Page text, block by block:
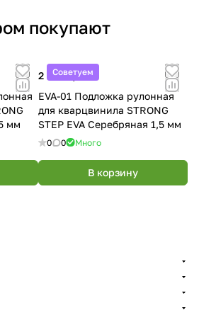
покупают
мм
Советуем
2 700 ₽/шт
EVA-01 Подложка рулонная
для кварцвинила STRONG
STEP EVA Серебряная 1,5 мм
0 0 Много
В корзину